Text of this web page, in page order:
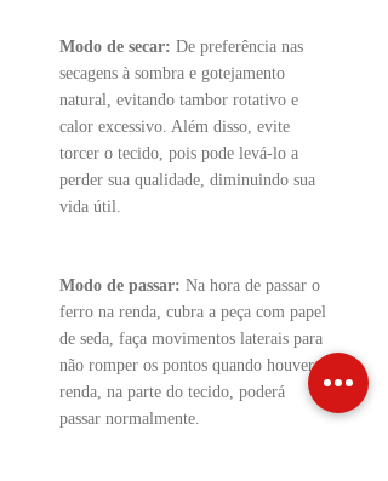
Modo de secar: De preferência nas
secagens à sombra e gotejamento
natural, evitando tambor rotativo e
calor excessivo. Além disso, evite
torcer o tecido, pois pode levá-lo a
perder sua qualidade, diminuindo sua
vida útil.
Modo de passar: Na hora de passar o
ferro na renda, cubra a peça com papel
de seda, faça movimentos laterais para
não romper os pontos quando houver
renda, na parte do tecido, poderá
passar normalmente.